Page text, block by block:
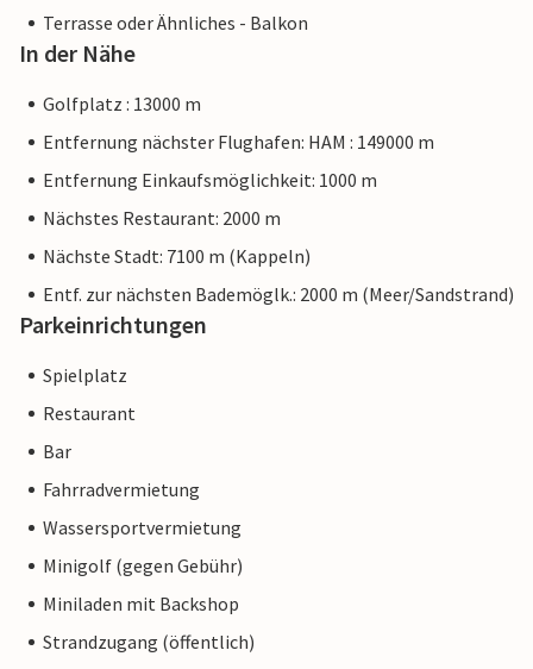
Terrasse oder Ähnliches - Balkon
In der Nähe
Golfplatz : 13000 m
Entfernung nächster Flughafen: HAM : 149000 m
Entfernung Einkaufsmöglichkeit: 1000 m
Nächstes Restaurant: 2000 m
Nächste Stadt: 7100 m (Kappeln)
Entf. zur nächsten Bademöglk.: 2000 m (Meer/Sandstrand)
Parkeinrichtungen
Spielplatz
Restaurant
Bar
Fahrradvermietung
Wassersportvermietung
Minigolf (gegen Gebühr)
Miniladen mit Backshop
Strandzugang (öffentlich)